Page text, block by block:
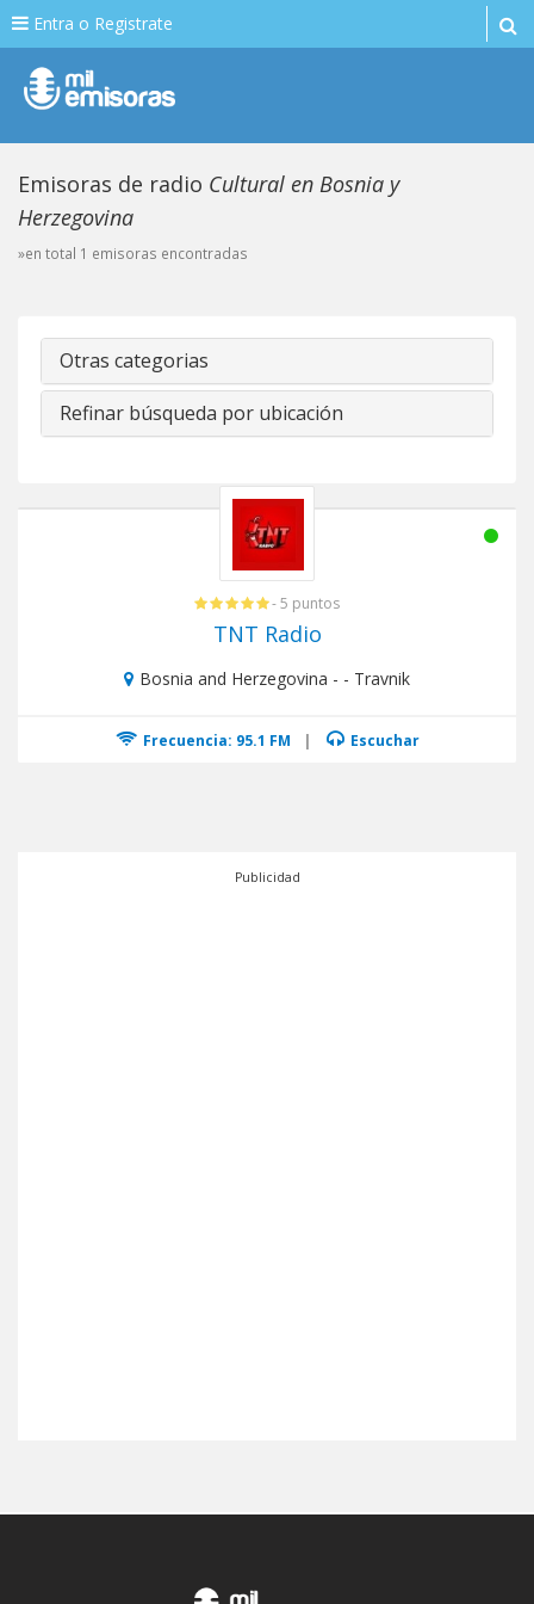
Entra o Registrate
Emisoras de radio Cultural en Bosnia y
Herzegovina
»en total 1 emisoras encontradas
Otras categorias
Refinar búsqueda por ubicación
- 5 puntos
TNT Radio
Bosnia and Herzegovina - - Travnik
Frecuencia: 95.1 FM | Escuchar
Publicidad